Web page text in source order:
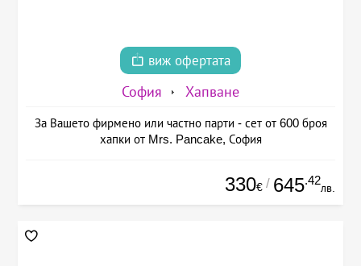
виж офертата
София Хапване
За Вашето фирмено или частно парти - сет от 600 броя
хапки от Mrs. Pancake, София
330€ / 645.42
лв.